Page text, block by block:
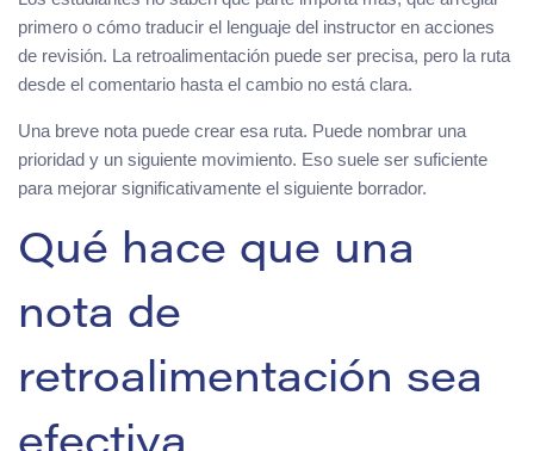
primero o cómo traducir el lenguaje del instructor en acciones
de revisión. La retroalimentación puede ser precisa, pero la ruta
desde el comentario hasta el cambio no está clara.
Una breve nota puede crear esa ruta. Puede nombrar una
prioridad y un siguiente movimiento. Eso suele ser suficiente
para mejorar significativamente el siguiente borrador.
Qué hace que una
nota de
retroalimentación sea